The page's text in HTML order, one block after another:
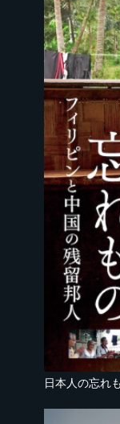
日本人の忘れ